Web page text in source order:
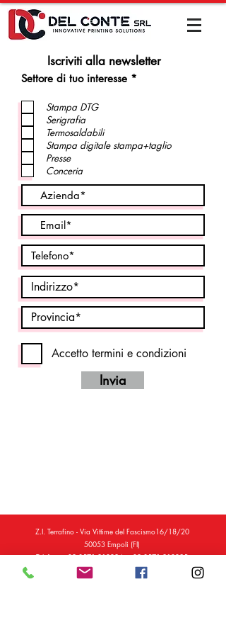
Iscriviti alla newsletter
Settore di tuo interesse *
t
o
e
Stampa DTG
Serigrafia
Termosaldabili
Stampa digitale stampa+taglio
Presse
Conceria
Accetto termini e condizioni
Invia
Z.I. Terrafino - Via Vittime del Fascismo16/18/20
50053 Empoli (FI)
Telefono:+39 0571 912294-+39 0571 912285
Email:info@delcontesrl.com
PEC:info@pec.delcontesrl.com